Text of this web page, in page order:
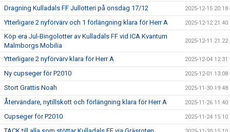
Dragning Kulladals FF Jullotteri på onsdag 17/12 2025-12-15 20:18
Ytterligare 2 nyförvärv och 1 förlängning klara för Herr A 2025-12-12 21:40
Köp era Jul-Bingolotter av Kulladals FF vid ICA Kvantum
Malmborgs Mobilia
2025-12-11 21:22
Ytterligare 2 nyförvärv klara för Herr A 2025-12-04 12:31
Ny cupseger för P2010 2025-12-01 13:08
Stort Grattis Noah 2025-11-30 19:48
Återvändare, nytillskott och förlängning klara för Herr A 2025-11-26 11:40
Cupseger för P2010 2025-11-24 15:10